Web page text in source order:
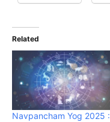
Related
Navpancham Yog 2025 :